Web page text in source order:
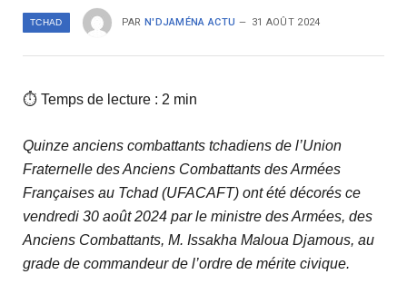
TCHAD PAR N'DJAMÉNA ACTU 31 AOÛT 2024
⏱ Temps de lecture : 2 min
Quinze anciens combattants tchadiens de l’Union
Fraternelle des Anciens Combattants des Armées
Françaises au Tchad (UFACAFT) ont été décorés ce
vendredi 30 août 2024 par le ministre des Armées, des
Anciens Combattants, M. Issakha Maloua Djamous, au
grade de commandeur de l’ordre de mérite civique.